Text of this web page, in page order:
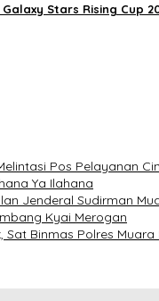
Stars Rising Cup
Pos Pelayanan
Ya Ilahana
Jenderal Sudirman
Kyai Merogan
Sat Binmas Polres